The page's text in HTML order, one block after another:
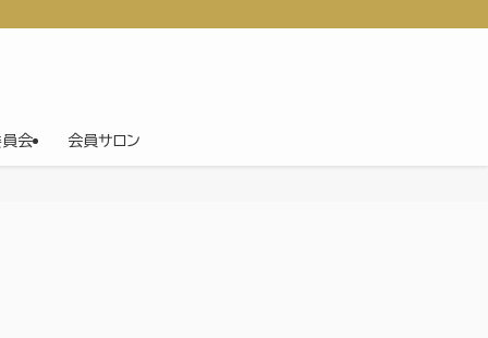
会 会員サロン